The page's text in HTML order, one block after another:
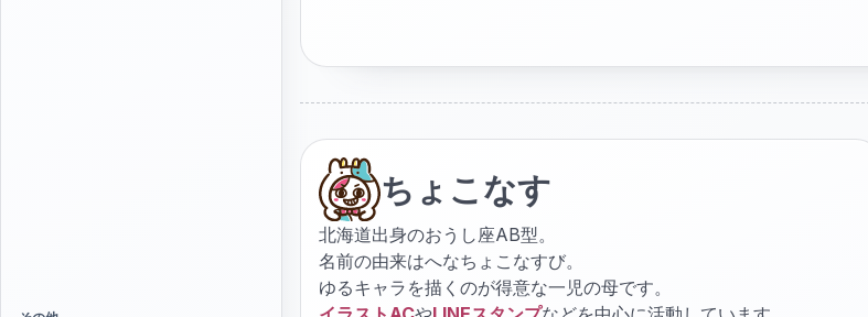
ちょこなす
北海道出身のおうし座AB型。
名前の由来はへなちょこなすび。
ゆるキャラを描くのが得意な一児の母です。